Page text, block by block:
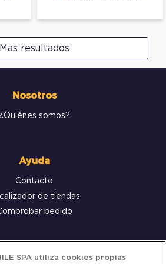
Mas resultados
Nosotros
¿Quiénes somos?
Ayuda
Contacto
de tiendas
pedido
al cliente
SPA utiliza cookies propias